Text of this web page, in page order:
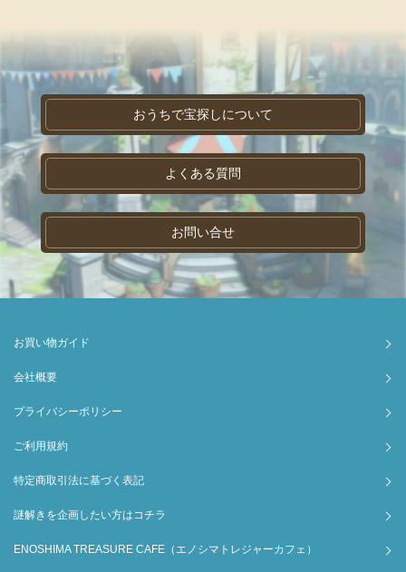
おうちで宝探しについて
よくある質問
お問い合せ
お買い物ガイド
会社概要
プライバシーポリシー
ご利用規約
特定商取引法に基づく表記
謎解きを企画したい方はコチラ
ENOSHIMA TREASURE CAFE（エノシマトレジャーカフェ）